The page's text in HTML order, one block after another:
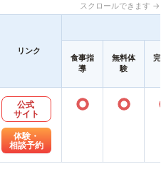
スクロールできます →
リンク
食事指
導
無料体
験
完
公式
サイト
体験・
相談予約
○ ○